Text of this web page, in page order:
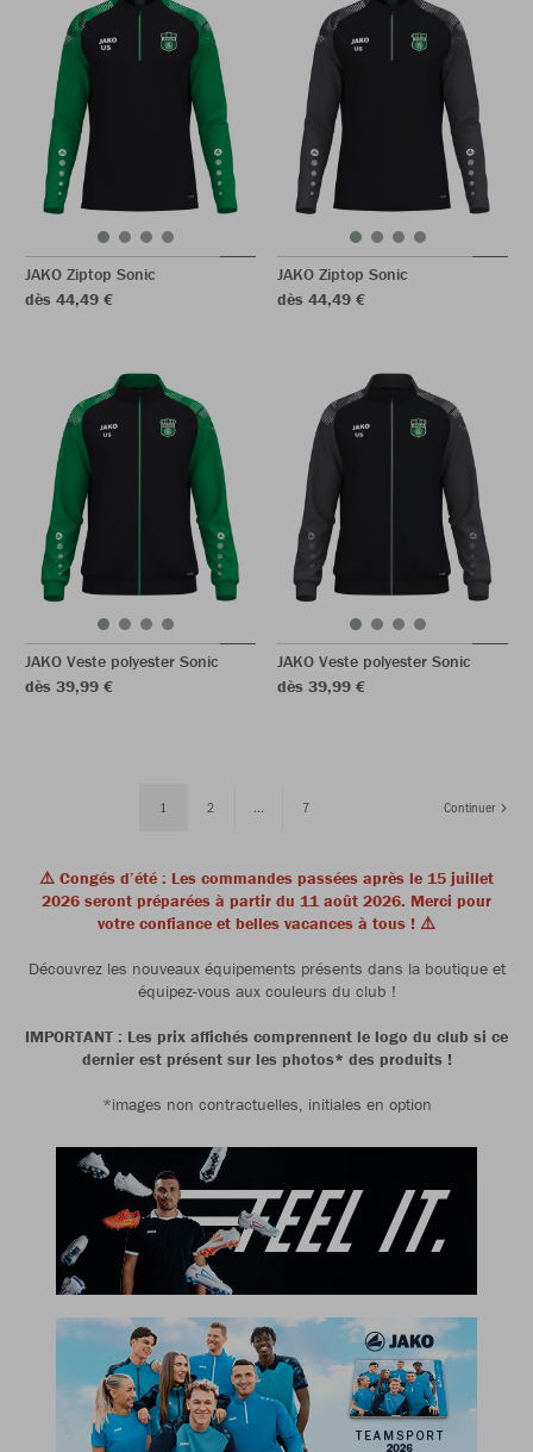
JAKO Ziptop Sonic
dès 44,49 €
JAKO Ziptop Sonic
dès 44,49 €
JAKO Veste polyester Sonic
dès 39,99 €
JAKO Veste polyester Sonic
dès 39,99 €
1 2 ... 7 Continuer
⚠️ Congés d’été : Les commandes passées après le 15 juillet
2026 seront préparées à partir du 11 août 2026. Merci pour
votre confiance et belles vacances à tous ! ⚠️
Découvrez les nouveaux équipements présents dans la boutique et
équipez-vous aux couleurs du club !
IMPORTANT : Les prix affichés comprennent le logo du club si ce
dernier est présent sur les photos* des produits !
*images non contractuelles, initiales en option